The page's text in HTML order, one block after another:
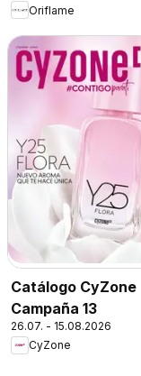
Oriflame
Catálogo CyZone
Campaña 13
26.07. - 15.08.2026
CyZone